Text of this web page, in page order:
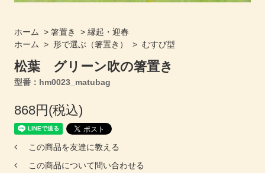
ホーム >箸置き >縁起・迎春
ホーム
>形で選ぶ（箸置き） >むすび型
松葉 グリーン吹の箸置き
型番：hm0023_matubag
868円(税込)
この商品を友達に教える
この商品について問い合わせる